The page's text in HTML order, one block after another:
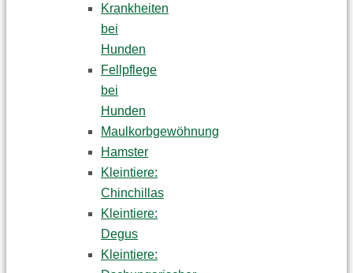
Krankheiten
bei
Hunden
Fellpflege
bei
Hunden
Maulkorbgewöhnung
Hamster
Kleintiere:
Chinchillas
Kleintiere:
Degus
Kleintiere: